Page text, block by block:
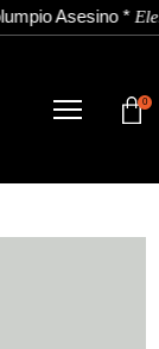
Asesino*
0